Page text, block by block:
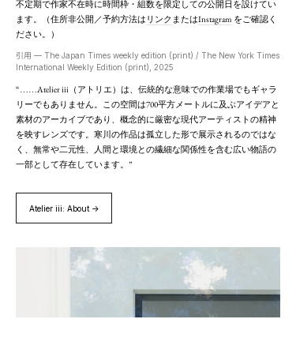
不定期で作家不在時に時間枠・組数を限定しての公開日を設けてい
ます。（住所非公開／予約方法は リンク またはInstagram をご確認く
ださい。）
引用 — The Japan Times weekly edition (print) / The New York Times
International Weekly Edition (print), 2025
“
Atelier iii（アトリエ）は、伝統的な意味での作業場でもギャラ
リーでもありません。この空間は700平方メートルに及ぶアイデアと
素材のアーカイブであり、概念的に厳密な現代アーティストの精神
を映すレンズです。寒川の作品は孤立した形で展示されるのではな
く、無常や二元性、人間と環境との繊細な関係性を含む広い物語の
一部として存在しています。”
Atelier iii: About →